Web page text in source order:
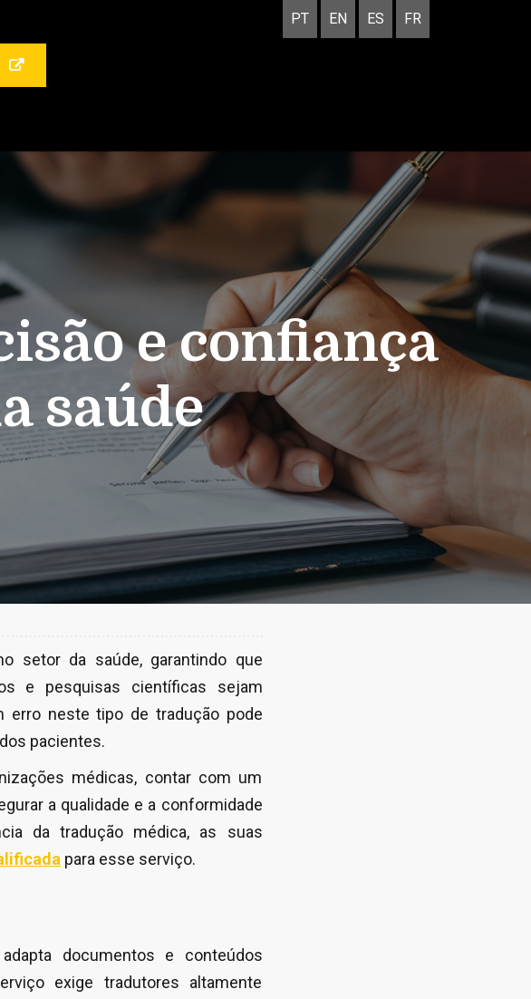
PT EN ES FR
e confiança
saúde
setor da saúde, garantindo que
e pesquisas científicas sejam
erro neste tipo de tradução pode
pacientes.
médicas, contar com um
a qualidade e a conformidade
da tradução médica, as suas
para esse serviço.
documentos e conteúdos
exige tradutores altamente